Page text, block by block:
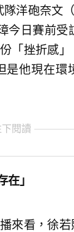
洋砲奈文
今日賽前受
「挫折感
是他現在環
閱讀
」
來看，徐